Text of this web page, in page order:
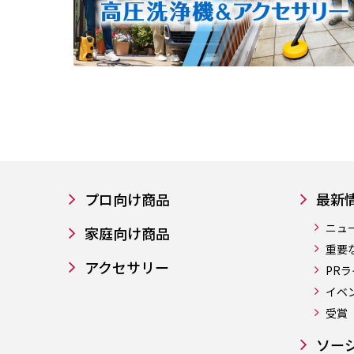
プロ向け商品
家庭向け商品
アクセサリー
最新
ニュ
重要
PR
イベ
受賞
ソー